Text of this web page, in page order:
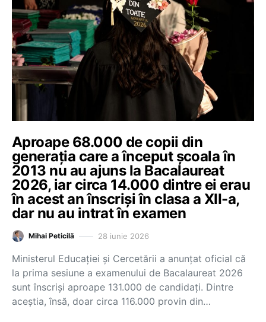
Aproape 68.000 de copii din
generația care a început școala în
2013 nu au ajuns la Bacalaureat
2026, iar circa 14.000 dintre ei erau
în acest an înscriși în clasa a XII-a,
dar nu au intrat în examen
Mihai Peticilă 28 iunie 2026
Ministerul Educației și Cercetării a anunțat oficial că
la prima sesiune a examenului de Bacalaureat 2026
sunt înscriși aproape 131.000 de candidați. Dintre
aceștia, însă, doar circa 116.000 provin din…